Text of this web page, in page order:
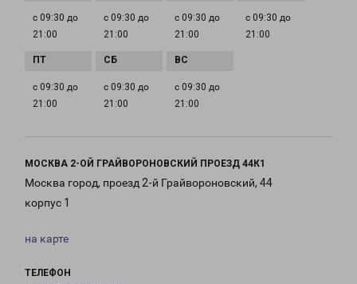
с 09:30 до
21:00
с 09:30 до
21:00
с 09:30 до
21:00
с 09:30 до
21:00
с 09:30 до
21:00
с 09:30 до
21:00
с 09:30 до
21:00
МОСКВА 2-ОЙ ГРАЙВОРОНОВСКИЙ ПРОЕЗД 44К1
Москва город, проезд 2-й Грайвороновский, 44
корпус 1
на карте
ТЕЛЕФОН